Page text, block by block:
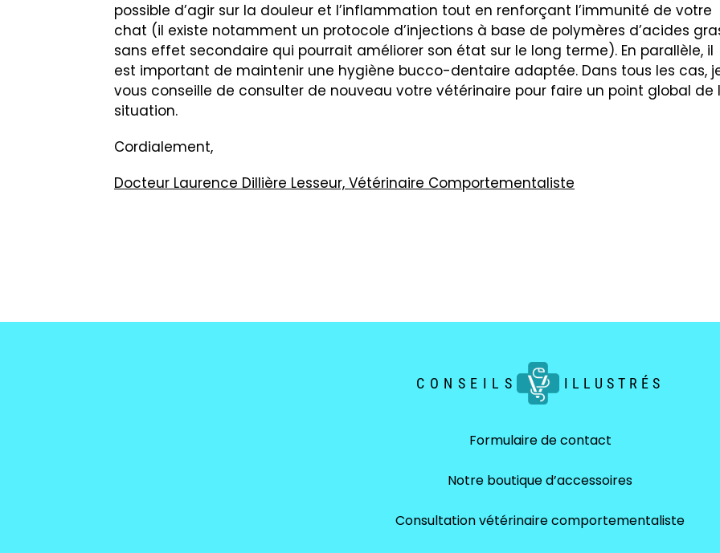
possible d’agir sur la douleur et l’inflammation tout en renforçant l’immunité de votre
chat (il existe notamment un protocole d’injections à base de polymères d’acides
sans effet secondaire qui pourrait améliorer son état sur le long terme). En parallèle, il
est important de maintenir une hygiène bucco-dentaire adaptée. Dans tous les cas,
vous conseille de consulter de nouveau votre vétérinaire pour faire un point global de
situation.
Cordialement,
Docteur Laurence Dillière Lesseur, Vétérinaire Comportementaliste
CONSEILS ILLUSTRÉS
Formulaire de contact
Notre boutique d’accessoires
Consultation vétérinaire comportementaliste